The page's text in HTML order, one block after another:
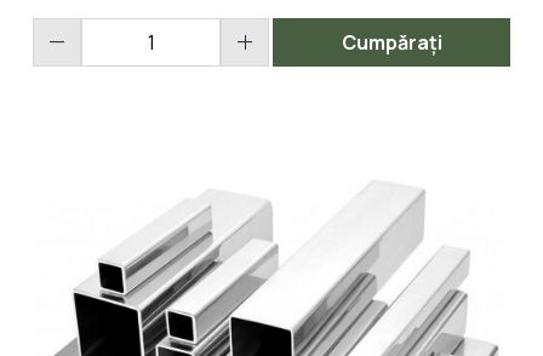
remove add Cumpărați